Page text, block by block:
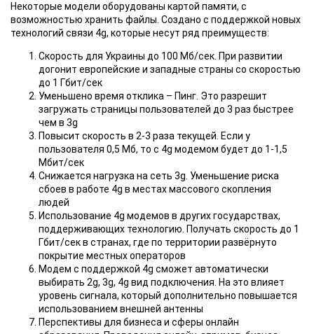
Некоторые модели оборудованы картой памяти, с
возможностью хранить файлы. Создано с поддержкой новых
технологий связи 4g, которые несут ряд преимуществ:
Скорость для Украины до 100 Мб/сек. При развитии
догонит европейские и западные страны со скоростью
до 1 Гбит/сек
Уменьшено время отклика – Пинг. Это разрешит
загружать страницы пользователей до 3 раз быстрее
чем в 3g
Повысит скорость в 2-3 раза текущей. Если у
пользователя 0,5 Мб, то с 4g модемом будет до 1-1,5
Мбит/сек
Снижается нагрузка на сеть 3g. Уменьшение риска
сбоев в работе 4g в местах массового скопления
людей
Использование 4g модемов в других государствах,
поддерживающих технологию. Получать скорость до 1
Гбит/сек в странах, где по территории развёрнуто
покрытие местных операторов
Модем с поддержкой 4g сможет автоматически
выбирать 2g, 3g, 4g вид подключения. На это влияет
уровень сигнала, который дополнительно повышается
использованием внешней антенны
Перспективы для бизнеса и сферы онлайн